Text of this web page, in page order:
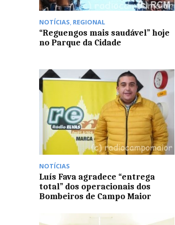
NOTÍCIAS, REGIONAL
“Reguengos mais saudável” hoje
no Parque da Cidade
NOTÍCIAS
Luís Fava agradece “entrega
total” dos operacionais dos
Bombeiros de Campo Maior